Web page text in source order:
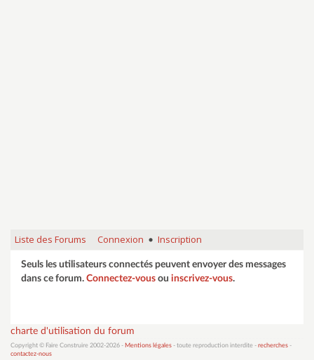
Liste des Forums Connexion • Inscription
Seuls les utilisateurs connectés peuvent envoyer des messages
dans ce forum. Connectez-vous ou inscrivez-vous.
charte d'utilisation du forum
Copyright © Faire Construire 2002-2026 - Mentions légales - toute reproduction interdite - recherches -
contactez-nous